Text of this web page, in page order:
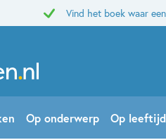
Vind het boek waar
Op onderwerp Op leeftijd